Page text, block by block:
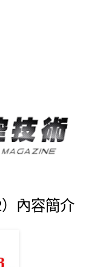
內容簡介